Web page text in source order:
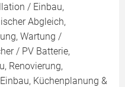
/ Einbau,
Abgleich,
Wartung /
/ PV Batterie,
Renovierung,
Küchenplanung &